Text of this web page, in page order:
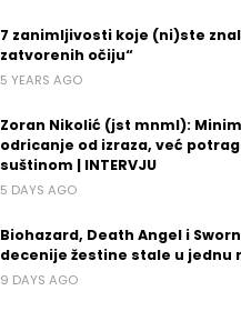
7 zanimljivosti koje (ni)ste
zatvorenih očiju“
5 YEARS AGO
Zoran Nikolić (jst mnml):
odricanje od izraza, već
suštinom | INTERVJU
5 DAYS AGO
Biohazard, Death Angel i
decenije žestine stale u jednu
9 DAYS AGO